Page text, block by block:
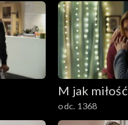
M jak miłość
odc. 1368